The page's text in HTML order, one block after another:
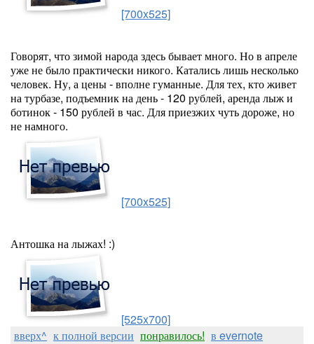
[700x525]
Говорят, что зимой народа здесь бывает много. Но в апреле
уже не было практически никого. Катались лишь несколько
человек. Ну, а цены - вполне гуманные. Для тех, кто живет
на турбазе, подъемник на день - 120 рублей, аренда лыж и
ботинок - 150 рублей в час. Для приезжих чуть дороже, но
не намного.
[700x525]
Антошка на лыжах! :)
[525x700]
вверх^ к полной версии понравилось! в evernote